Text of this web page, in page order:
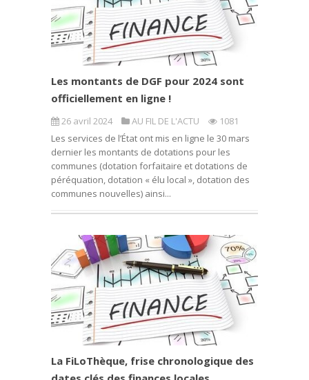
Les montants de DGF pour 2024 sont
officiellement en ligne !
26 avril 2024 AU FIL DE L'ACTU
1081
Les services de l’État ont mis en ligne le 30 mars
dernier les montants de dotations pour les
communes (dotation forfaitaire et dotations de
péréquation, dotation « élu local », dotation des
communes nouvelles) ainsi...
La FiLoThèque, frise chronologique des